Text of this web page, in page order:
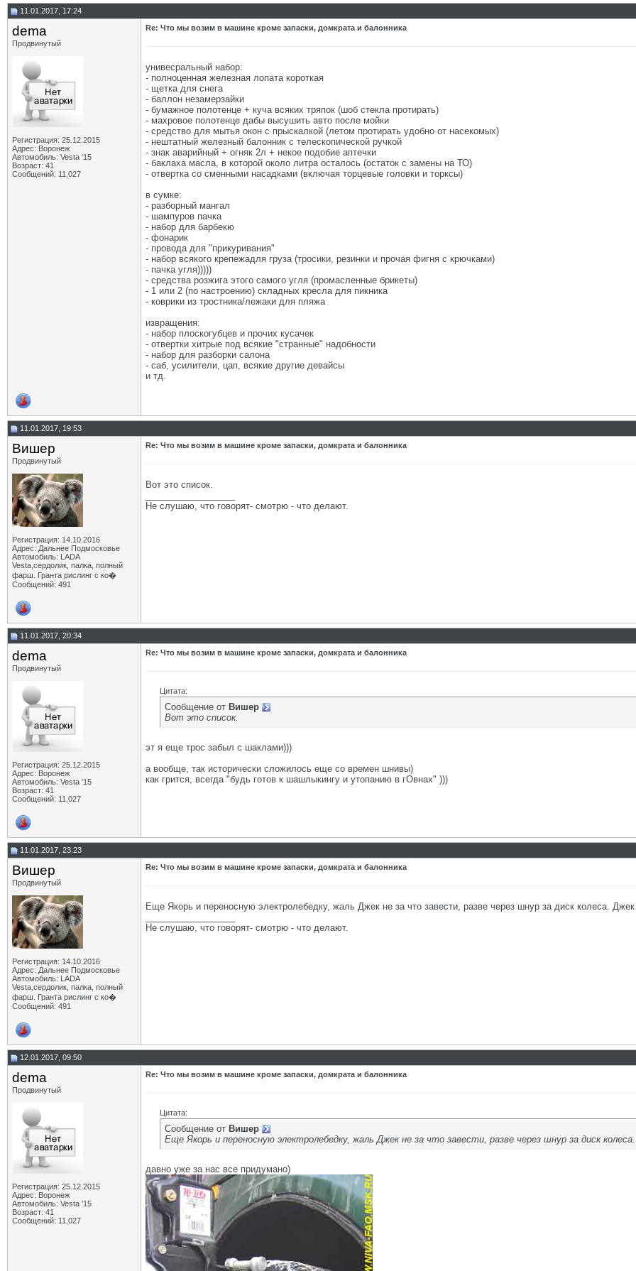
11.01.2017, 17:24
dema
Продвинутый
Регистрация: 25.12.2015
Адрес: Воронеж
Автомобиль: Vesta '15
Возраст: 41
Сообщений: 11,027
Re: Что мы возим в машине кроме запаски, домкрата и балонника
унивесральный набор:
- полноценная железная лопата короткая
- щетка для снега
- баллон незамерзайки
- бумажное полотенце + куча всяких тряпок (шоб стекла протирать)
- махровое полотенце дабы высушить авто после мойки
- средство для мытья окон с прыскалкой (летом протирать удобно от насекомых)
- нештатный железный балонник с телескопической ручкой
- знак аварийный + огняк 2л + некое подобие аптечки
- баклаха масла, в которой около литра осталось (остаток с замены на ТО)
- отвертка со сменными насадками (включая торцевые головки и торксы)
в сумке:
- разборный мангал
- шампуров пачка
- набор для барбекю
- фонарик
- провода для "прикуривания"
- набор всякого крепежадля груза (тросики, резинки и прочая фигня с крючками)
- пачка угля)))))
- средства розжига этого самого угля (промасленные брикеты)
- 1 или 2 (по настроению) складных кресла для пикника
- коврики из тростника/лежаки для пляжа
извращения:
- набор плоскогубцев и прочих кусачек
- отвертки хитрые под всякие "странные" надобности
- набор для разборки салона
- саб, усилители, цап, всякие другие девайсы
и тд.
11.01.2017, 19:53
Вишер
Продвинутый
Регистрация: 14.10.2016
Адрес: Дальнее Подмосковье
Автомобиль: LADA
Vesta,сердолик, палка, полный
фарш. Гранта рислинг с ко�
Сообщений: 491
Re: Что мы возим в машине кроме запаски, домкрата и балонника
Вот это список.
Не слушаю, что говорят- смотрю - что делают.
11.01.2017, 20:34
dema
Продвинутый
Регистрация: 25.12.2015
Адрес: Воронеж
Автомобиль: Vesta '15
Возраст: 41
Сообщений: 11,027
Re: Что мы возим в машине кроме запаски, домкрата и балонника
Цитата:
Сообщение от Вишер
Вот это список.
эт я еще трос забыл с шаклами)))
а вообще, так исторически сложилось еще со времен шнивы)
как грится, всегда "будь готов к шашлыкингу и утопанию в гОвнах" )))
11.01.2017, 23:23
Вишер
Продвинутый
Регистрация: 14.10.2016
Адрес: Дальнее Подмосковье
Автомобиль: LADA
Vesta,сердолик, палка, полный
фарш. Гранта рислинг с ко�
Сообщений: 491
Re: Что мы возим в машине кроме запаски, домкрата и балонника
Еще Якорь и переносную электролебедку, жаль Джек не за что завести, разве через шнур за диск колеса.
Не слушаю, что говорят- смотрю - что делают.
12.01.2017, 09:50
dema
Продвинутый
Регистрация: 25.12.2015
Адрес: Воронеж
Автомобиль: Vesta '15
Возраст: 41
Сообщений: 11,027
Re: Что мы возим в машине кроме запаски, домкрата и балонника
Цитата:
Сообщение от Вишер
Еще Якорь и переносную электролебедку, жаль Джек не за что завести, разве через шнур за диск
давно уже за нас все придумано)